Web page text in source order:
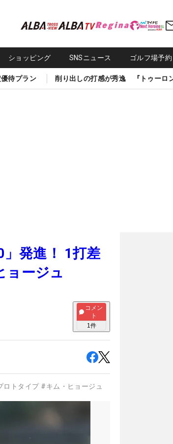
ショッピング SNSニュース ゴルフ場予約
待プラン 削り出しの打感が秀逸 『トゥーロ
発進！ 1打差
ョージュ
コメン
ト
1件
ロトタイプ #キム・ヒョージュ